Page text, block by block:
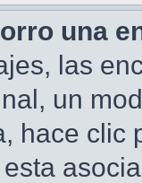
una
las
un
hace clic